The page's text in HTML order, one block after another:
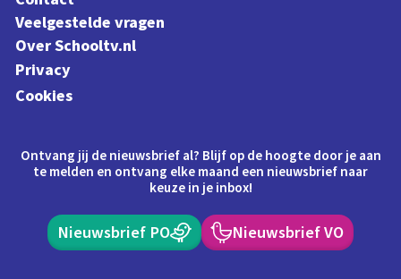
Veelgestelde vragen
Over Schooltv.nl
Privacy
Cookies
Ontvang jij de nieuwsbrief al? Blijf op de hoogte door je aan
te melden en ontvang elke maand een nieuwsbrief naar
keuze in je inbox!
Nieuwsbrief PO Nieuwsbrief VO